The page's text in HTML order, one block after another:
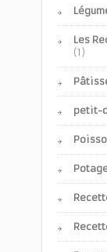
Les
(1)
petit-